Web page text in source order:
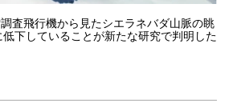
査飛行機から見たシエラネバダ山脈の眺
下していることが新たな研究で判明した